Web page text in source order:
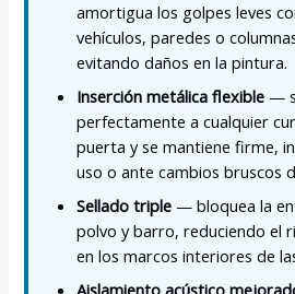
amortigua los golpes leves
vehículos, paredes o
evitando daños en la pintura.
Inserción metálica flexible —
perfectamente a cualquier
puerta y se mantiene firme,
uso o ante cambios bruscos
Sellado triple — bloquea la
polvo y barro, reduciendo el
en los marcos interiores de